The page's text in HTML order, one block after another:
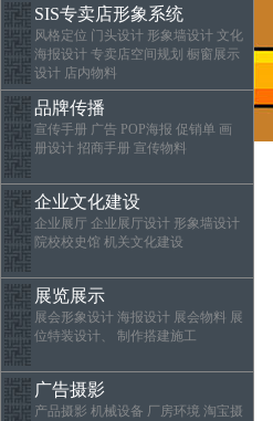
SIS专卖店形象系统
风格定位 门头设计 形象墙设计 文化
海报设计 专卖店空间规划 橱窗展示
设计 店内物料
品牌传播
宣传手册 广告 POP海报 促销单 画
册设计 招商手册 宣传物料
企业文化建设
企业展厅 企业展厅设计 形象墙设计
院校校史馆 机关文化建设
展览展示
展会形象设计 海报设计 展会物料 展
位特装设计、 制作搭建施工
广告摄影
产品摄影 机械设备 厂房环境 淘宝摄